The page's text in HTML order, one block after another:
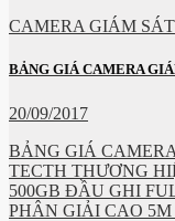
CAMERA GIÁM SÁT
BẢNG GIÁ CAMERA
20/09/2017
BẢNG GIÁ
TECTH THƯƠNG
500GB ĐẦU GHI
PHÂN GIẢI CAO